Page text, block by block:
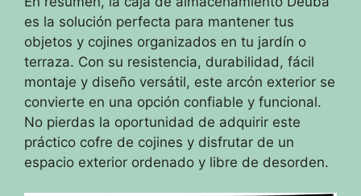
es la solución perfecta para mantener tus
objetos y cojines organizados en tu jardín o
terraza. Con su resistencia, durabilidad, fácil
montaje y diseño versátil, este arcón exterior se
convierte en una opción confiable y funcional.
No pierdas la oportunidad de adquirir este
práctico cofre de cojines y disfrutar de un
espacio exterior ordenado y libre de desorden.